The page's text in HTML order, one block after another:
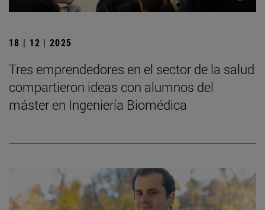
18 | 12 | 2025
Tres emprendedores en el sector de la salud
compartieron ideas con alumnos del
máster en Ingeniería Biomédica